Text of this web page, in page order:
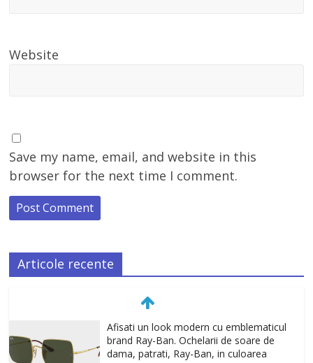
Website
Save my name, email, and website in this
browser for the next time I comment.
Articole recente
brand Ray-Ban. Ochelarii de soare de
dama, patrati, Ray-Ban, in culoarea
auriu-verde